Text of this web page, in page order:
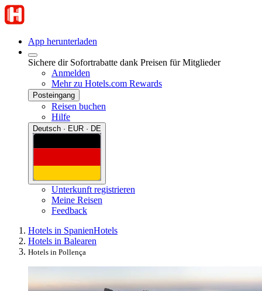
App herunterladen
Sichere dir Sofortrabatte dank Preisen für Mitglieder
Anmelden
Mehr zu Hotels.com Rewards
Posteingang
Reisen buchen
Hilfe
Deutsch · EUR · DE
Unterkunft registrieren
Meine Reisen
Feedback
Hotels in SpanienHotels
Hotels in Balearen
Hotels in Pollença